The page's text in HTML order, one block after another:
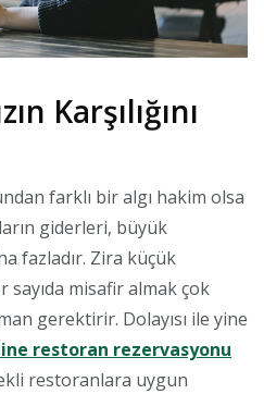
Karşılığını
farklı bir algı hakim olsa
giderleri, büyük
fazladır. Zira küçük
sayıda misafir almak çok
gerektirir. Dolayısı ile yine
restoran rezervasyonu
restoranlara uygun